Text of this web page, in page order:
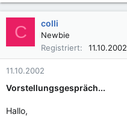
C colli
Newbie
Registriert
11.10.2002
11.10.2002
Vorstellungsgespräch...
Hallo,